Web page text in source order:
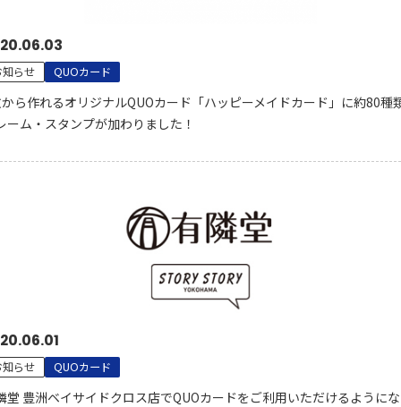
知らせ QUOカード
ら作れるオリジナルQUOカード「ハッピーメイドカード」に約80種
ーム・スタンプが加わりました！
知らせ QUOカード
堂 豊洲ベイサイドクロス店でQUOカードをご利用いただけるように